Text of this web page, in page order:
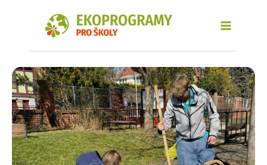
Main
Menu